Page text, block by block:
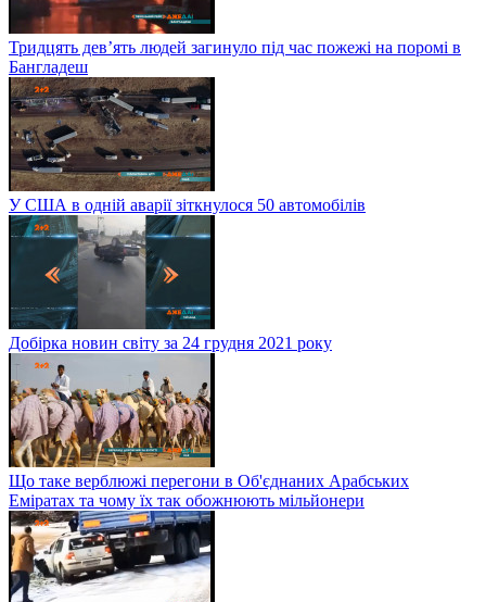
Тридцять дев’ять людей загинуло під час пожежі на поромі в
Бангладеш
У США в одній аварії зіткнулося 50 автомобілів
Добірка новин світу за 24 грудня 2021 року
Що таке верблюжі перегони в Об'єднаних Арабських
Еміратах та чому їх так обожнюють мільйонери